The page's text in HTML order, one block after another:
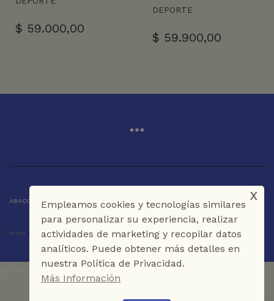
$ 59.000,00
DEPORTE
$ 59.900,00
ÁBACO LIBROS Y CAFÉ © 2025 CARTAGENA DE INDIAS - COLOMBIA
Inicio Tienda La Librería Galería Café Contáctenos
Empleamos cookies y tecnologías similares
para personalizar su experiencia, realizar
actividades de marketing y recopilar datos
analíticos. Puede obtener más detalles en
nuestra Política de Privacidad.
Más Información
x